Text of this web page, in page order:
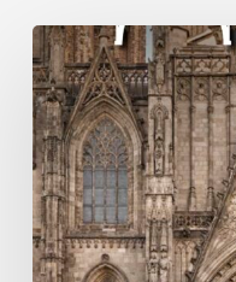
La
Catedral
de
Barcelona
presenta
nueva
revista